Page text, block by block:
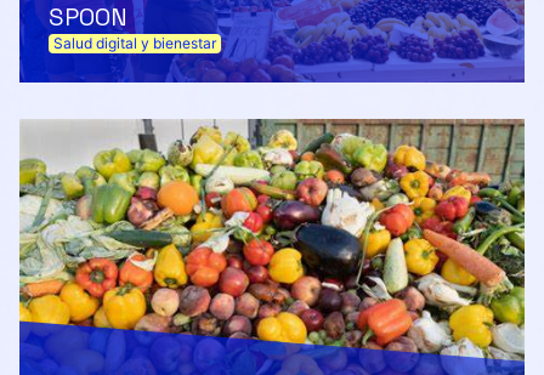
SPOON
Salud digital y bienestar